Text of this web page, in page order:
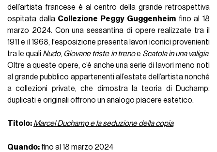
dell’artista francese è al centro della grande retrospettiva
ospitata dalla Collezione Peggy Guggenheimfino al 18
marzo 2024. Con una sessantina di opere realizzate tra il
1911 e il 1968, l'esposizione presenta lavori iconici provenienti
tra le quali Nudo, Giovane triste in trenoe Scatola in una valigia.
Oltre a queste opere, c’è anche una serie di lavori meno noti
al grande pubblico appartenenti all’estate dell’artista nonché
a collezioni private, che dimostra la teoria di Duchamp:
duplicati e originali offrono un analogo piacere estetico.
Titolo: Marcel Duchamp e la seduzione della copia
Quando: fino al 18 marzo 2024